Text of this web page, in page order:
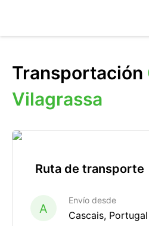
Transportación
Vilagrassa
Ruta de transporte
A
Envío desde
Cascais, Portugal